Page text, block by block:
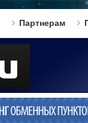
Партнерам